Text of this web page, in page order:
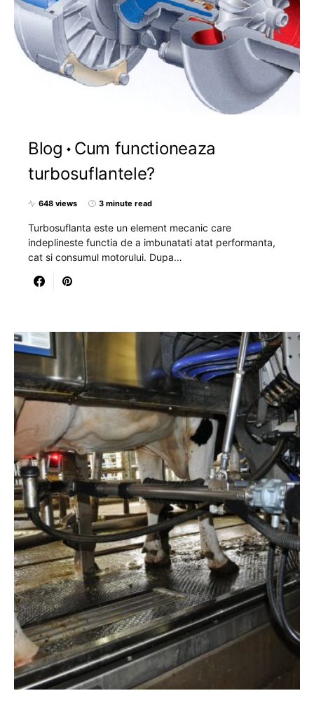
Blog
Cum functioneaza
turbosuflantele?
648 views 3 minute read
Turbosuflanta este un element mecanic care
indeplineste functia de a imbunatati atat performanta,
cat si consumul motorului. Dupa…